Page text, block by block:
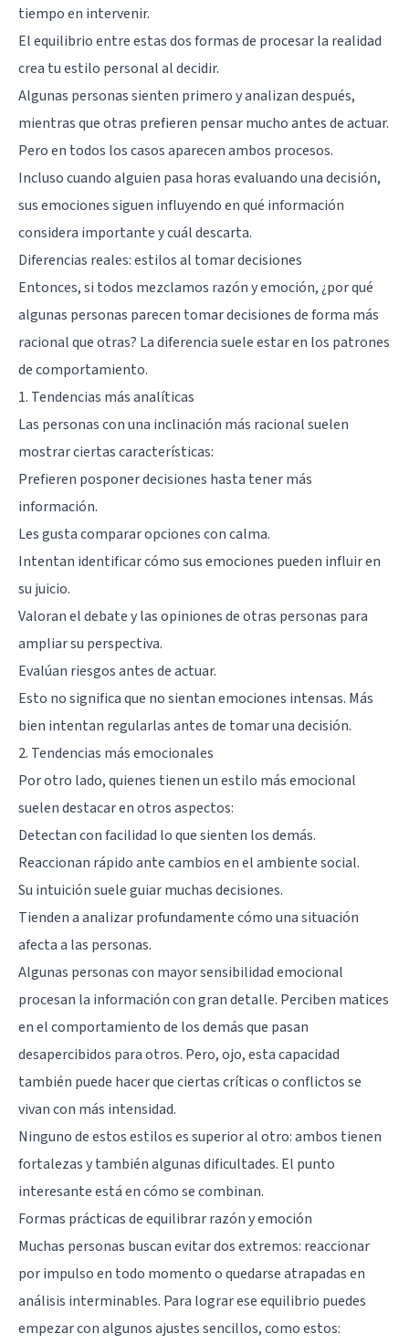
tiempo en intervenir.
El equilibrio entre estas dos formas de procesar la realidad
crea tu estilo personal al decidir.
Algunas personas sienten primero y analizan después,
mientras que otras prefieren pensar mucho antes de actuar.
Pero en todos los casos aparecen ambos procesos.
Incluso cuando alguien pasa horas evaluando una decisión,
sus emociones siguen influyendo en qué información
considera importante y cuál descarta.
Diferencias reales: estilos al tomar decisiones
Entonces, si todos mezclamos razón y emoción, ¿por qué
algunas personas parecen tomar decisiones de forma más
racional que otras? La diferencia suele estar en los patrones
de comportamiento.
1. Tendencias más analíticas
Las personas con una inclinación más racional suelen
mostrar ciertas características:
Prefieren posponer decisiones hasta tener más
información.
Les gusta comparar opciones con calma.
Intentan identificar cómo sus emociones pueden influir en
su juicio.
Valoran el debate y las opiniones de otras personas para
ampliar su perspectiva.
Evalúan riesgos antes de actuar.
Esto no significa que no sientan emociones intensas. Más
bien intentan regularlas antes de tomar una decisión.
2. Tendencias más emocionales
Por otro lado, quienes tienen un estilo más emocional
suelen destacar en otros aspectos:
Detectan con facilidad lo que sienten los demás.
Reaccionan rápido ante cambios en el ambiente social.
Su intuición suele guiar muchas decisiones.
Tienden a analizar profundamente cómo una situación
afecta a las personas.
Algunas personas con mayor sensibilidad emocional
procesan la información con gran detalle. Perciben matices
en el comportamiento de los demás que pasan
desapercibidos para otros. Pero, ojo, esta capacidad
también puede hacer que ciertas críticas o conflictos se
vivan con más intensidad.
Ninguno de estos estilos es superior al otro: ambos tienen
fortalezas y también algunas dificultades. El punto
interesante está en cómo se combinan.
Formas prácticas de equilibrar razón y emoción
Muchas personas buscan evitar dos extremos: reaccionar
por impulso en todo momento o quedarse atrapadas en
análisis interminables. Para lograr ese equilibrio puedes
empezar con algunos ajustes sencillos, como estos: